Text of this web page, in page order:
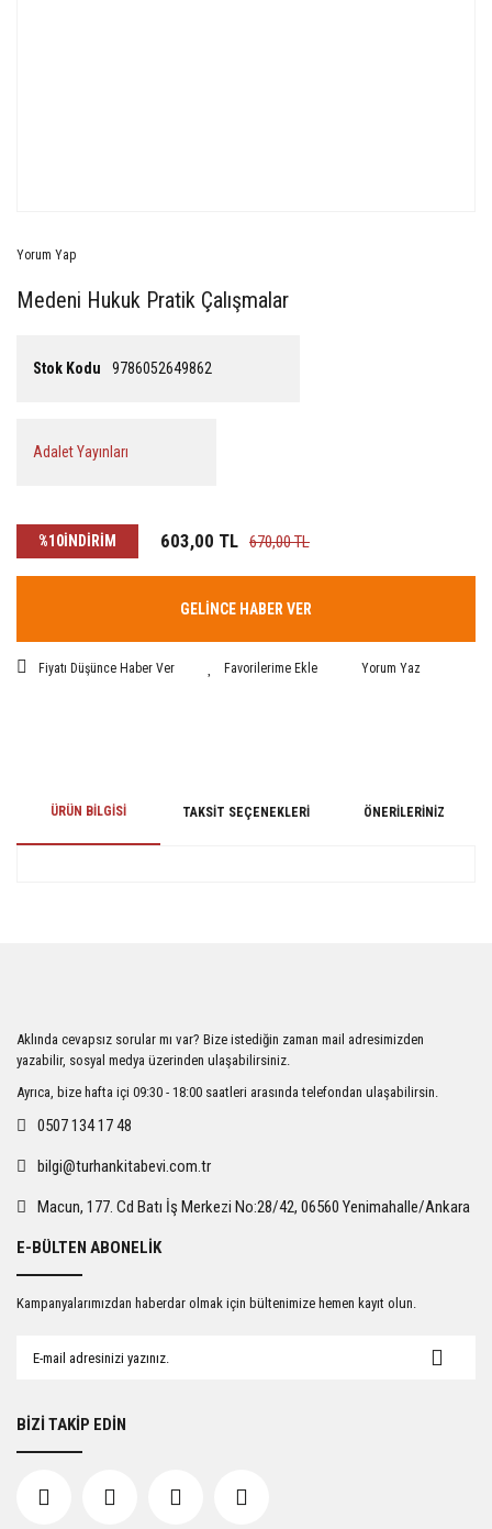
Yorum Yap
Medeni Hukuk Pratik Çalışmalar
Stok Kodu 9786052649862
Adalet Yayınları
%10İNDİRİM 603,00 TL 670,00 TL
GELİNCE HABER VER
Fiyatı Düşünce Haber Ver Yorum Yaz
ÜRÜN BILGISI TAKSIT SEÇENEKLERI ÖNERILERINIZ
Ürün açıklamasında eksik bilgiler bulunuyor.
Ürün bilgilerinde hatalar bulunuyor.
Ürün fiyatı diğer sitelerden daha pahalı.
Gönder
Aklında cevapsız sorular mı var? Bize istediğin zaman mail adresimizden
yazabilir, sosyal medya üzerinden ulaşabilirsiniz.
Ayrıca, bize hafta içi 09:30 - 18:00 saatleri arasında telefondan ulaşabilirsin.
0507 134 17 48
bilgi@turhankitabevi.com.tr
Macun, 177. Cd Batı İş Merkezi No:28/42, 06560 Yenimahalle/Ankara
E-BÜLTEN ABONELİK
Kampanyalarımızdan haberdar olmak için bültenimize hemen kayıt olun.
BİZİ TAKİP EDİN